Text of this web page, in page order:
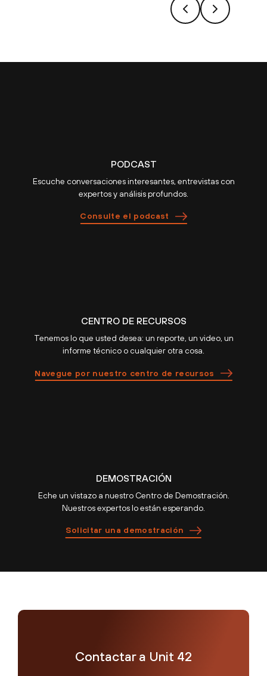
PODCAST
Escuche conversaciones interesantes, entrevistas con
expertos y análisis profundos.
Consulte el podcast
CENTRO DE RECURSOS
Tenemos lo que usted desea: un reporte, un video, un
informe técnico o cualquier otra cosa.
Navegue por nuestro centro de recursos
DEMOSTRACIÓN
Eche un vistazo a nuestro Centro de Demostración.
Nuestros expertos lo están esperando.
Solicitar una demostración
Contactar a Unit 42